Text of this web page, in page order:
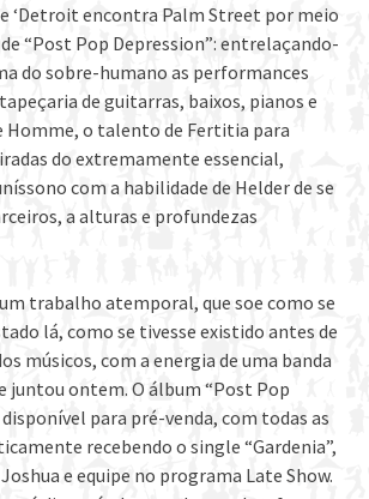
‘Detroit encontra Palm Street por meio
“Post Pop Depression”: entrelaçando-
do sobre-humano as performances
de guitarras, baixos, pianos e
Homme, o talento de Fertitia para
do extremamente essencial,
com a habilidade de Helder de se
a alturas e profundezas
trabalho atemporal, que soe como se
lá, como se tivesse existido antes de
músicos, com a energia de uma banda
juntou ontem. O álbum “Post Pop
para pré-venda, com todas as
recebendo o single “Gardenia”,
e equipe no programa Late Show.